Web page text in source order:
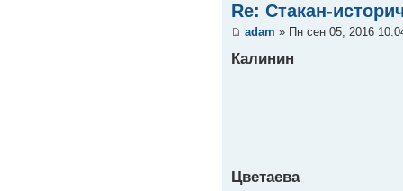
Re: Стакан-
adam » Пн сен 05, 2016
Калинин
Цветаева